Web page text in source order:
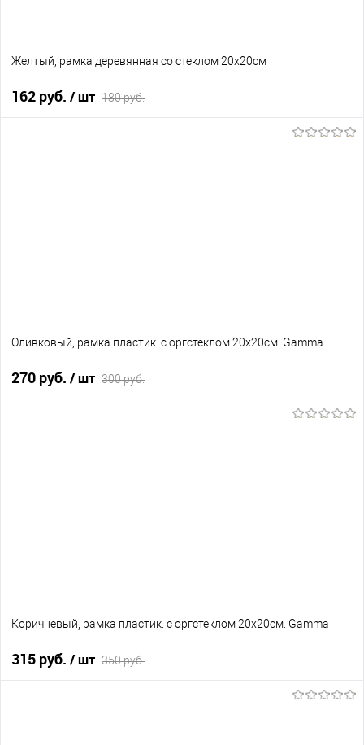
Желтый, рамка деревянная со стеклом 20х20см
162 руб. / шт 180 руб.
Оливковый, рамка пластик. с оргстеклом 20х20см. Gamma
270 руб. / шт 300 руб.
Коричневый, рамка пластик. с оргстеклом 20х20см. Gamma
315 руб. / шт 350 руб.